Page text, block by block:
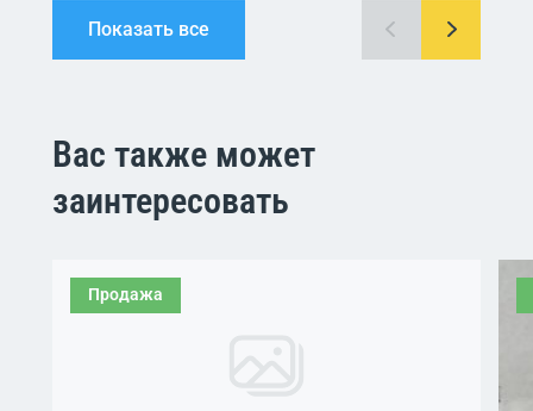
Показать все
Вас также может
заинтересовать
Продажа